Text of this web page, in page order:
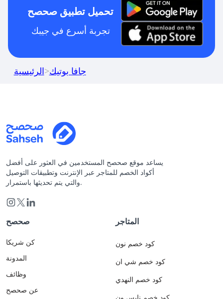
تحميل تطبيق صحصح
تجربة أسرع في جيبك
الرئيسية>جافا بوتيك
يساعد موقع صحصح المستخدمين في العثور على أفضل
أكواد الخصم للمتاجر عبر الإنترنت وتطبيقات التوصيل
والتي يتم تحديثها باستمرار.
صحصح
كن شريكا
المدونة
وظائف
عن صحصح
المتاجر
كود خصم نون
كود خصم شي ان
كود خصم النهدي